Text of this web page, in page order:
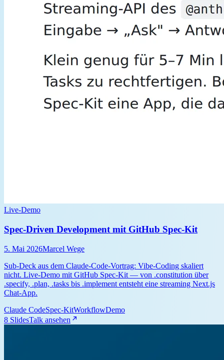
Live-Demo
Spec-Driven Development mit GitHub Spec-Kit
5. Mai 2026Marcel Wege
Sub-Deck aus dem Claude-Code-Vortrag: Vibe-Coding skaliert
nicht. Live-Demo mit GitHub Spec-Kit — von .constitution über
.specify, .plan, .tasks bis .implement entsteht eine streaming Next.js
Chat-App.
Claude CodeSpec-KitWorkflowDemo
8 SlidesTalk ansehen